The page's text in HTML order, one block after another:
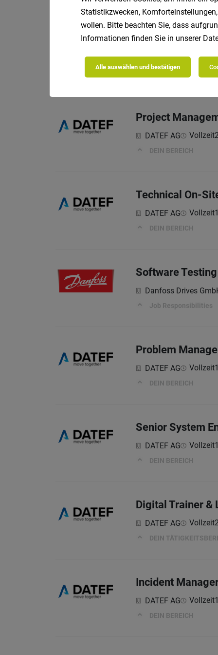
DevOps
Danfoss Drives
Job Responsibilities
Project
DATEF AG Vollzeit
DEIN BEREICH
Technical On-
DATEF AG Vollzeit
DEIN BEREICH
Software
Danfoss Drives
Job Responsibilities
Problem
DATEF AG Vollzeit
DEIN BEREICH
Senior System
DATEF AG Vollzeit
DEIN BEREICH
Digital Trainer &
DATEF AG Vollzeit
DEIN
Incident
DATEF AG Vollzeit
DEIN BEREICH
Statistikzwecken,
wollen. Bitte beachten Sie, dass
Informationen finden Sie in unserer
Alle auswählen und bestätigen